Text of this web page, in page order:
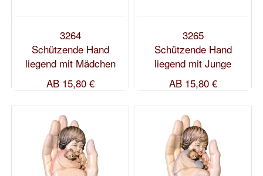
3264
Schützende Hand
liegend mit Mädchen
AB15,80 €
3265
Schützende Hand
liegend mit Junge
AB15,80 €